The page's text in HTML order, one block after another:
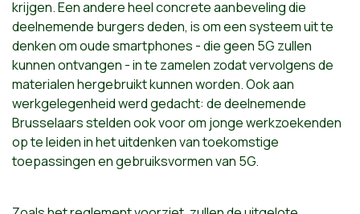
krijgen. Een andere heel concrete aanbeveling die
deelnemende burgers deden, is om een systeem uit te
denken om oude smartphones - die geen 5G zullen
kunnen ontvangen - in te zamelen zodat vervolgens de
materialen hergebruikt kunnen worden. Ook aan
werkgelegenheid werd gedacht: de deelnemende
Brusselaars stelden ook voor om jonge werkzoekenden
op te leiden in het uitdenken van toekomstige
toepassingen en gebruiksvormen van 5G.